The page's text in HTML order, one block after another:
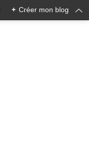
+ Créer mon blog